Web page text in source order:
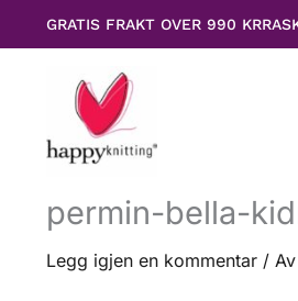
GRATIS FRAKT OVER 990 KR
permin-bella-
Legg igjen en kommentar / Av